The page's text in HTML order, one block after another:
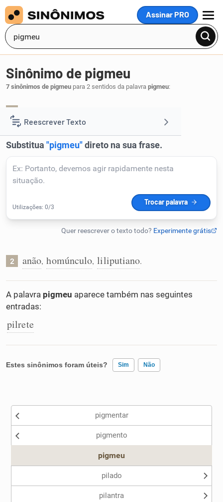
Assinar PRO
MENU
Reescrever Texto
Resumir Texto
Corrigir Texto
Detector de IA
Humanizador de IA
Cata-letras
Caça-palavras
Sinônimo de pigmeu
7 sinônimos de pigmeu para 2 sentidos da palavra pigmeu:
2 anão, homúnculo, liliputiano.
A palavra pigmeu aparece também nas seguintes
entradas:
pilrete
Estes sinônimos foram úteis? Sim Não
Nenhum dos sinônimos apresentados me ajudou
pigmentar
pigmento
pigmeu
pilado
pilantra